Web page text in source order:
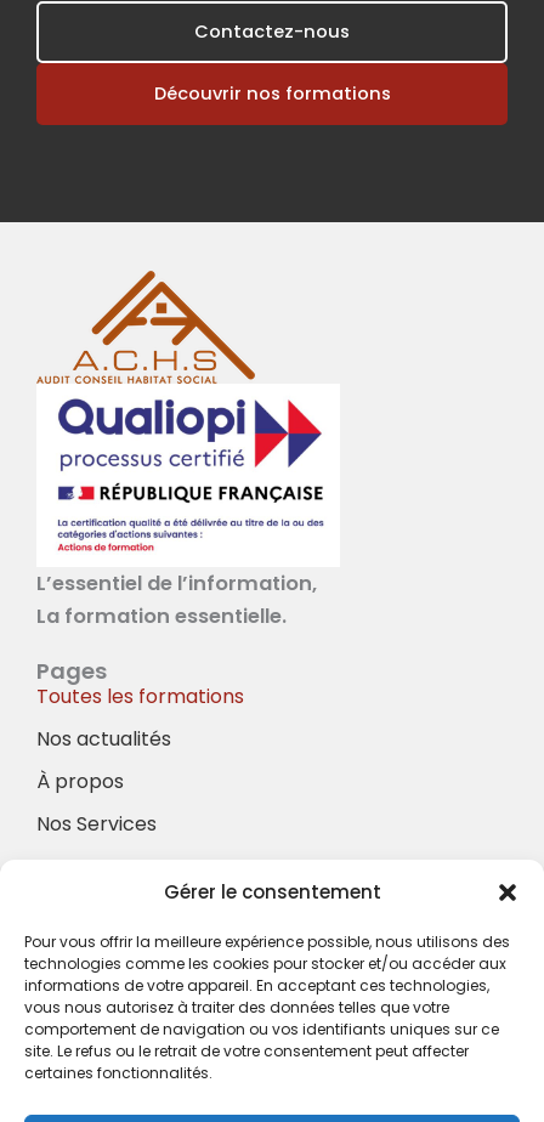
Gérer le consentement
Pour vous offrir la meilleure expérience possible, nous utilisons des
technologies comme les cookies pour stocker et/ou accéder aux
informations de votre appareil. En acceptant ces technologies,
vous nous autorisez à traiter des données telles que votre
comportement de navigation ou vos identifiants uniques sur ce
site. Le refus ou le retrait de votre consentement peut affecter
certaines fonctionnalités.
Contactez-nous
Découvrir nos formations
L’essentiel de l’information,
La formation essentielle.
Pages
Toutes les formations
Nos actualités
À propos
Nos Services
Hotel à proximité
Politique de confidentialité
CGV
Règlement intérieur
Mentions légales